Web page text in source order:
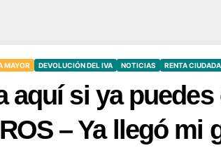
MAYOR DEVOLUCIÓN DEL IVA NOTICIAS RENTA
aquí si ya
– Ya llegó mi